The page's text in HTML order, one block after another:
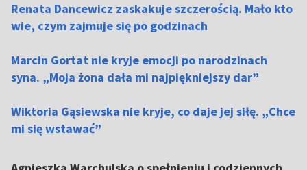
Renata Dancewicz zaskakuje szczerością. Mało kto
wie, czym zajmuje się po godzinach
Marcin Gortat nie kryje emocji po narodzinach
syna. „Moja żona dała mi najpiękniejszy dar”
Wiktoria Gąsiewska nie kryje, co daje jej siłę. „Chce
mi się wstawać”